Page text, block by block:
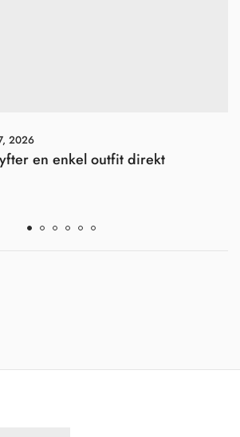
2026
en enkel outfit direkt